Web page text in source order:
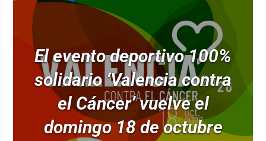
El evento deportivo 100%
solidario ‘Valencia contra
el Cáncer’ vuelve el
domingo 18 de octubre